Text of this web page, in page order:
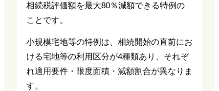
相続税評価額を最大80％減額できる特例の
ことです。
小規模宅地等の特例は、相続開始の直前にお
ける宅地等の利用区分が4種類あり、それぞ
れ適用要件・限度面積・減額割合が異なりま
す。